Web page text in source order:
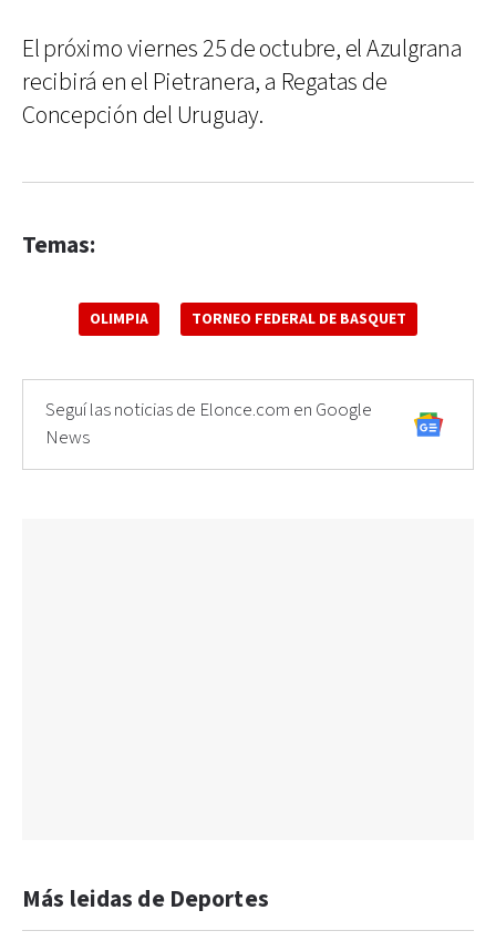
El próximo viernes 25 de octubre, el Azulgrana
recibirá en el Pietranera, a Regatas de
Concepción del Uruguay.
Temas:
OLIMPIA TORNEO FEDERAL DE BASQUET
Seguí las noticias de Elonce.com en Google
News
Más leidas de Deportes